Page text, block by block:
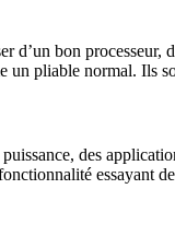
bon
pliable normal. Ils
des
essayant